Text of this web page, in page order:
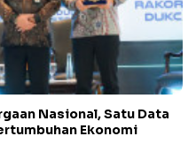
Nasional, Satu Data
Ekonomi